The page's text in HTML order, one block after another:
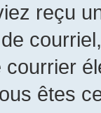
reçu
êtes